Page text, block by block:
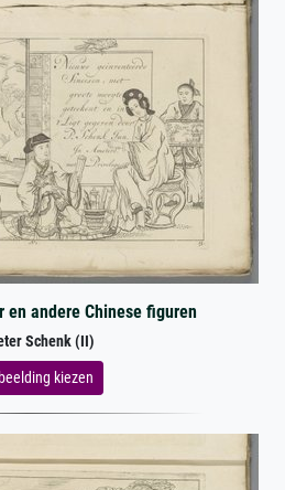
en andere Chinese figuren
Schenk (II)
kiezen